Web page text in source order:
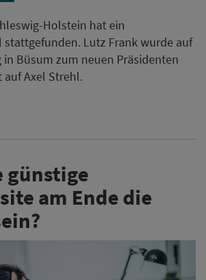
Holstein hat ein
stattgefunden. Lutz Frank wurde auf
in Büsum zum neuen Präsidenten
Axel Strehl.
günstige
am Ende die